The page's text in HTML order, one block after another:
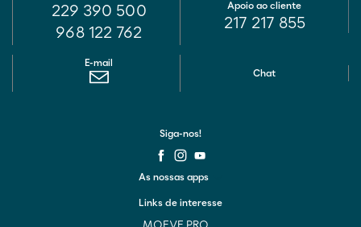
229 390 500
968 122 762
E-mail
Chat
Apoio ao cliente
217 217 855
Links de interesse
As nossas apps
Siga-nos!